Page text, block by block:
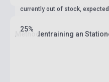
25%
currently out of stock,
Methodentraining an